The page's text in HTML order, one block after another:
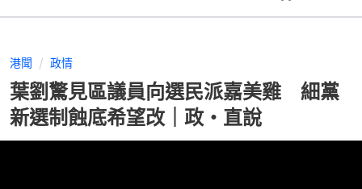
港聞 政情
葉劉驚見區議員向選民派嘉美雞 細黨
新選制蝕底希望改｜政・直說